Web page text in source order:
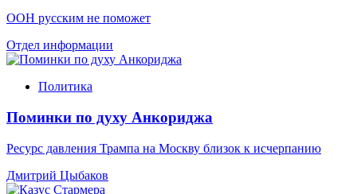
ООН русским не поможет
Отдел информации
Политика
Поминки по духу Анкориджа
Ресурс давления Трампа на Москву близок к исчерпанию
Дмитрий Цыбаков